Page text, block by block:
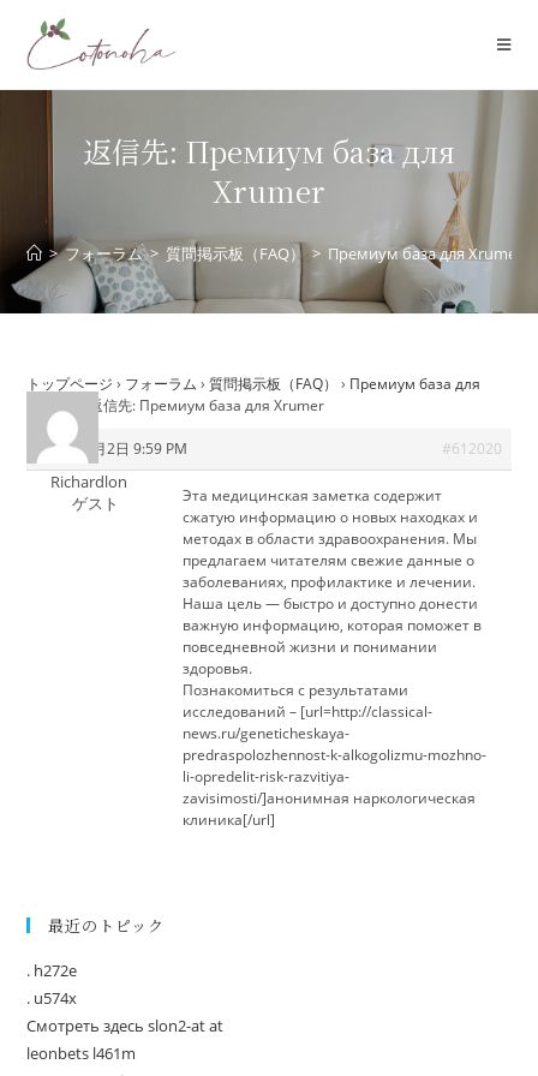
プ
返信先: Премиум база для
Xrumer
> フォーラム > 質問掲示板（FAQ） > Премиум база для Xrumer
トップページ › フォーラム › 質問掲示板（FAQ） › Премиум база для
返信先: Премиум база для Xrumer
2026年6月2日 9:59 PM #612020
Richardlon
ゲスト
Эта медицинская заметка содержит
сжатую информацию о новых находках и
методах в области здравоохранения. Мы
предлагаем читателям свежие данные о
заболеваниях, профилактике и лечении.
Наша цель — быстро и доступно донести
важную информацию, которая поможет в
повседневной жизни и понимании
здоровья.
Познакомиться с результатами
исследований – [url=http://classical-
news.ru/geneticheskaya-
predraspolozhennost-k-alkogolizmu-mozhno-
li-opredelit-risk-razvitiya-
zavisimosti/]анонимная наркологическая
клиника[/url]
最近のトピック
. h272e
. u574x
Смотреть здесь slon2-at at
leonbets l461m